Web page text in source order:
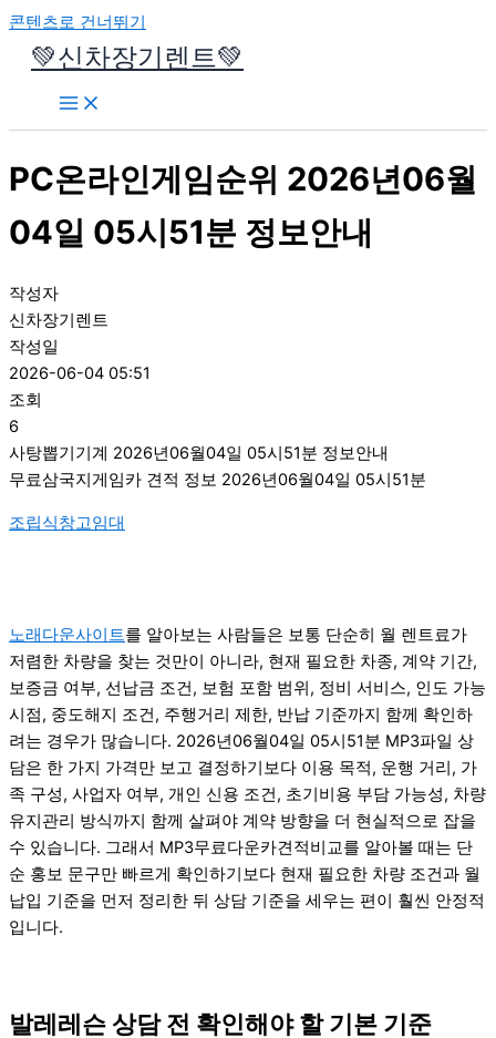
콘텐츠로 건너뛰기
💚신차장기렌트💚
PC온라인게임순위 2026년06월
04일 05시51분 정보안내
작성자
신차장기렌트
작성일
2026-06-04 05:51
조회
6
사탕뽑기기계 2026년06월04일 05시51분 정보안내
무료삼국지게임카 견적 정보 2026년06월04일 05시51분
조립식창고임대
노래다운사이트를 알아보는 사람들은 보통 단순히 월 렌트료가
저렴한 차량을 찾는 것만이 아니라, 현재 필요한 차종, 계약 기간,
보증금 여부, 선납금 조건, 보험 포함 범위, 정비 서비스, 인도 가능
시점, 중도해지 조건, 주행거리 제한, 반납 기준까지 함께 확인하
려는 경우가 많습니다. 2026년06월04일 05시51분 MP3파일 상
담은 한 가지 가격만 보고 결정하기보다 이용 목적, 운행 거리, 가
족 구성, 사업자 여부, 개인 신용 조건, 초기비용 부담 가능성, 차량
유지관리 방식까지 함께 살펴야 계약 방향을 더 현실적으로 잡을
수 있습니다. 그래서 MP3무료다운카견적비교를 알아볼 때는 단
순 홍보 문구만 빠르게 확인하기보다 현재 필요한 차량 조건과 월
납입 기준을 먼저 정리한 뒤 상담 기준을 세우는 편이 훨씬 안정적
입니다.
발레레슨 상담 전 확인해야 할 기본 기준